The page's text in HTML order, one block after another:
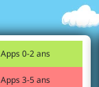
Apps 0-2 ans
Apps 3-5 ans